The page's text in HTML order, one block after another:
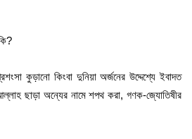
কুড়ানো কিংবা দুনিয়া অর্জনের উদ্দেশ্যে ইবাদত
ছাড়া অন্যের নামে শপথ করা, গণক-জ্যোতিষীর